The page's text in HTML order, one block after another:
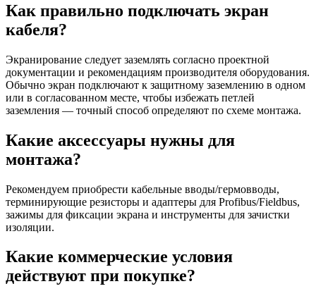
Как правильно подключать экран
кабеля?
Экранирование следует заземлять согласно проектной
документации и рекомендациям производителя оборудования.
Обычно экран подключают к защитному заземлению в одном
или в согласованном месте, чтобы избежать петлей
заземления — точный способ определяют по схеме монтажa.
Какие аксессуары нужны для
монтажа?
Рекомендуем приобрести кабельные вводы/гермовводы,
терминирующие резисторы и адаптеры для Profibus/Fieldbus,
зажимы для фиксации экрана и инструменты для зачистки
изоляции.
Какие коммерческие условия
действуют при покупке?